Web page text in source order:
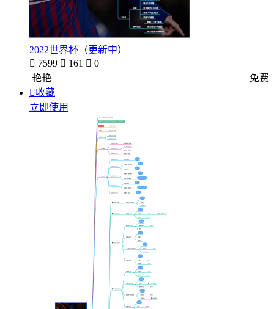
2022世界杯（更新中）
 7599  161  0
艳艳
免费
收藏
立即使用